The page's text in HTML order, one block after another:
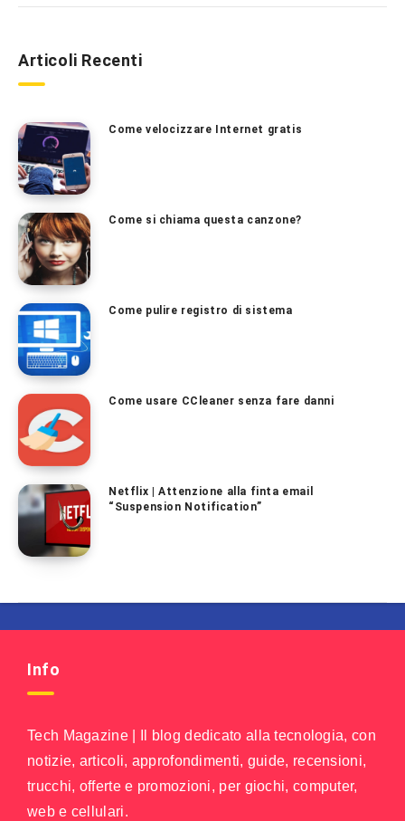
Articoli Recenti
Come velocizzare Internet gratis
Come si chiama questa canzone?
Come pulire registro di sistema
Come usare CCleaner senza fare danni
Netflix | Attenzione alla finta email
“Suspension Notification”
Info
Tech Magazine | Il blog dedicato alla tecnologia, con
notizie, articoli, approfondimenti, guide, recensioni,
trucchi, offerte e promozioni, per giochi, computer,
web e cellulari.